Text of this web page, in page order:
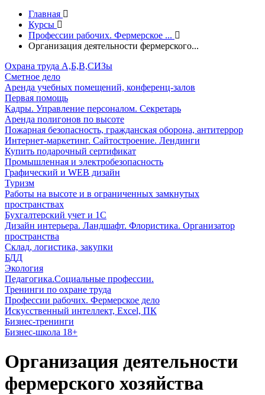
Главная
Курсы
Профессии рабочих. Фермерское ...
Организация деятельности фермерского...
Охрана труда А,Б,В,СИЗы
Сметное дело
Аренда учебных помещений, конференц-залов
Первая помощь
Кадры. Управление персоналом. Секретарь
Аренда полигонов по высоте
Пожарная безопасность, гражданская оборона, антитеррор
Интернет-маркетинг. Сайтостроение. Лендинги
Купить подарочный сертификат
Промышленная и электробезопасность
Графический и WEB дизайн
Туризм
Работы на высоте и в ограниченных замкнутых
пространствах
Бухгалтерский учет и 1С
Дизайн интерьера. Ландшафт. Флористика. Организатор
пространства
Склад, логистика, закупки
БДД
Экология
Педагогика.Социальные профессии.
Тренинги по охране труда
Профессии рабочих. Фермерское дело
Искусственный интеллект, Excel, ПК
Бизнес-тренинги
Бизнес-школа 18+
Организация деятельности
фермерского хозяйства